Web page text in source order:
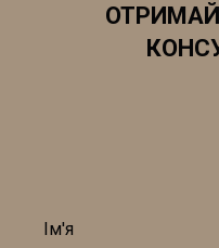
Ім'я